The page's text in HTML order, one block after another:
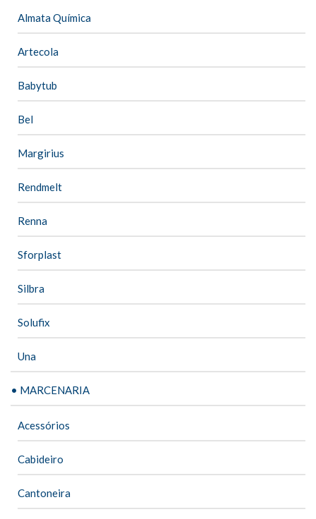
Almata Química
Artecola
Babytub
Bel
Margirius
Rendmelt
Renna
Sforplast
Silbra
Solufix
Una
• MARCENARIA
Acessórios
Cabideiro
Cantoneira